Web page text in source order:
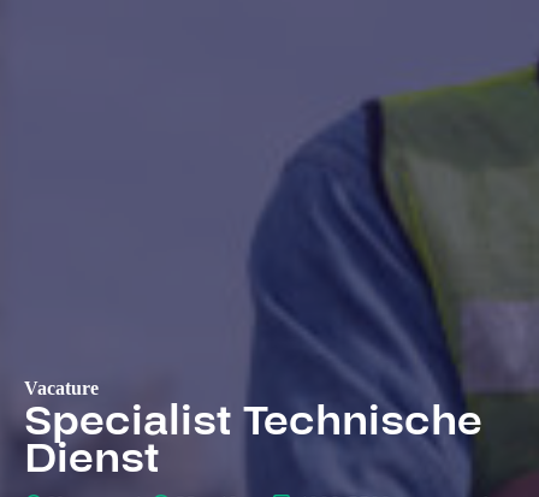
Vacature
Specialist Technische
Dienst